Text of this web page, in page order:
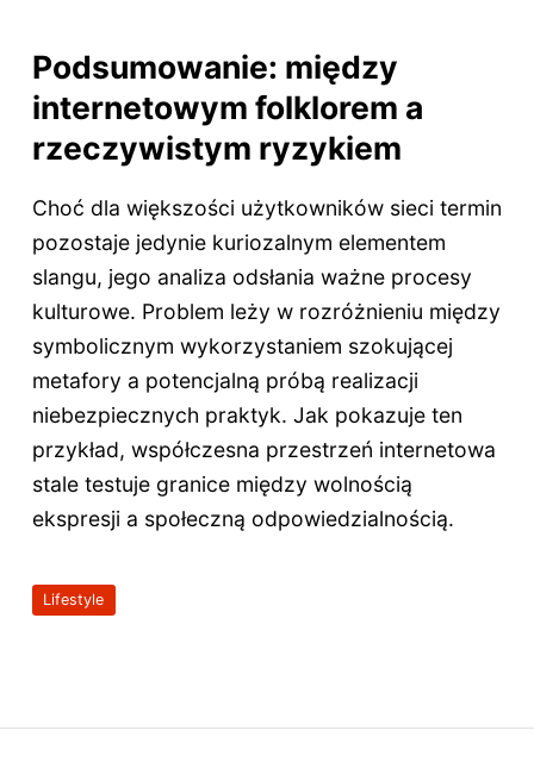
Podsumowanie: między
internetowym folklorem a
rzeczywistym ryzykiem
Choć dla większości użytkowników sieci termin
pozostaje jedynie kuriozalnym elementem
slangu, jego analiza odsłania ważne procesy
kulturowe. Problem leży w rozróżnieniu między
symbolicznym wykorzystaniem szokującej
metafory a potencjalną próbą realizacji
niebezpiecznych praktyk. Jak pokazuje ten
przykład, współczesna przestrzeń internetowa
stale testuje granice między wolnością
ekspresji a społeczną odpowiedzialnością.
Lifestyle